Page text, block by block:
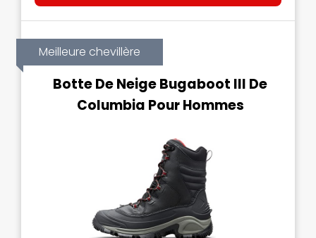
Meilleure chevillère
Botte De Neige Bugaboot III De
Columbia Pour Hommes